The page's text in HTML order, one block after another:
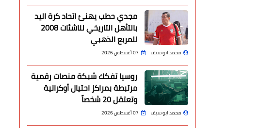
مجدي حطب يهنئ اتحاد كرة اليد
بالتأهل التاريخي لناشئات 2008
للمربع الذهبي
محمد ابو سيف 07 أغسطس 2026
روسيا تفكك شبكة منصات رقمية
مرتبطة بمراكز احتيال أوكرانية
وتعتقل 20 شخصاً
محمد ابو سيف 07 أغسطس 2026